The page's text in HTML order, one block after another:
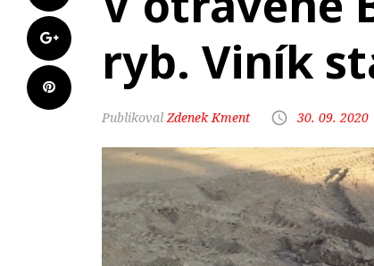
ryb. Viník
Zdenek Kment 30. 09. 2020